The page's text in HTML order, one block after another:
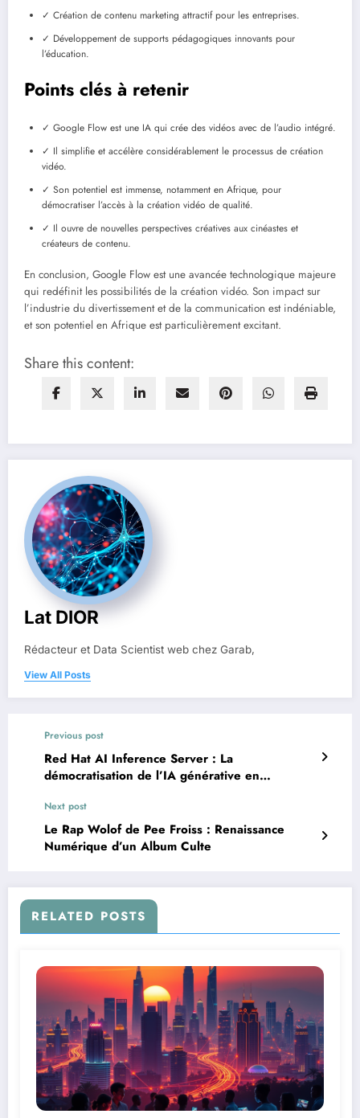
✓ Création de contenu marketing attractif pour les entreprises.
✓ Développement de supports pédagogiques innovants pour
l’éducation.
Points clés à retenir
✓ Google Flow est une IA qui crée des vidéos avec de l’audio intégré.
✓ Il simplifie et accélère considérablement le processus de création
vidéo.
✓ Son potentiel est immense, notamment en Afrique, pour
démocratiser l’accès à la création vidéo de qualité.
✓ Il ouvre de nouvelles perspectives créatives aux cinéastes et
créateurs de contenu.
En conclusion, Google Flow est une avancée technologique majeure
qui redéfinit les possibilités de la création vidéo. Son impact sur
l’industrie du divertissement et de la communication est indéniable,
et son potentiel en Afrique est particulièrement excitant.
Share this content:
Lat DIOR
Rédacteur et Data Scientist web chez Garab,
View All Posts
Previous post
Red Hat AI Inference Server : La
démocratisation de l’IA générative en
Next post
Le Rap Wolof de Pee Froiss : Renaissance
Numérique d’un Album Culte
RELATED POSTS